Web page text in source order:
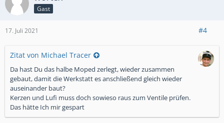
Gast
17. Juli 2021 #4
Zitat von Michael Tracer
Da hast Du das halbe Moped zerlegt, wieder zusammen
gebaut, damit die Werkstatt es anschließend gleich wieder
auseinander baut?
Kerzen und Lufi muss doch sowieso raus zum Ventile prüfen.
Das hätte Ich mir gespart